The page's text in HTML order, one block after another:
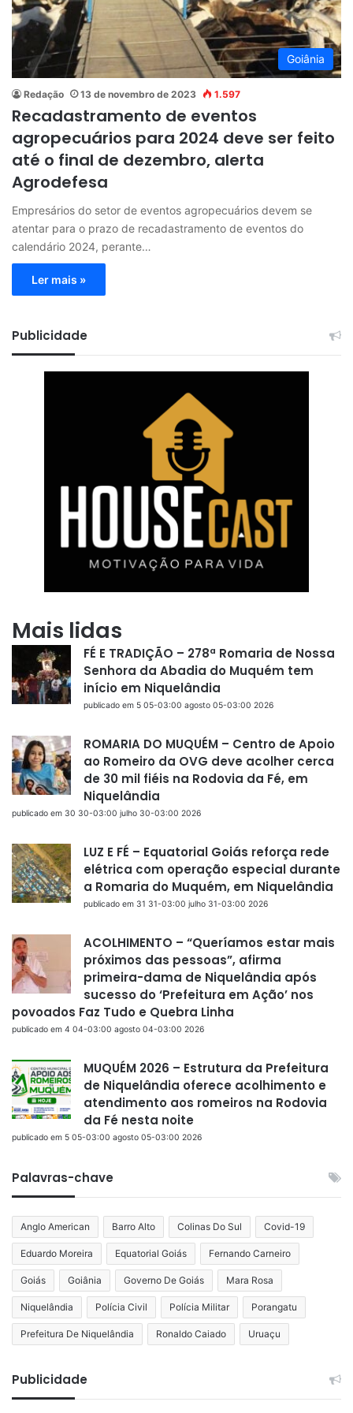
Goiânia
Redação 13 de novembro de 2023 1.597
Recadastramento de eventos
agropecuários para 2024 deve ser feito
até o final de dezembro, alerta
Agrodefesa
Empresários do setor de eventos agropecuários devem se
atentar para o prazo de recadastramento de eventos do
calendário 2024, perante…
Ler mais »
Publicidade
Mais lidas
FÉ E TRADIÇÃO – 278ª Romaria de Nossa
Senhora da Abadia do Muquém tem
início em Niquelândia
publicado em 5 05-03:00 agosto 05-03:00 2026
ROMARIA DO MUQUÉM – Centro de Apoio
ao Romeiro da OVG deve acolher cerca
de 30 mil fiéis na Rodovia da Fé, em
Niquelândia
publicado em 30 30-03:00 julho 30-03:00 2026
LUZ E FÉ – Equatorial Goiás reforça rede
elétrica com operação especial durante
a Romaria do Muquém, em Niquelândia
publicado em 31 31-03:00 julho 31-03:00 2026
ACOLHIMENTO – “Queríamos estar mais
próximos das pessoas”, afirma
primeira-dama de Niquelândia após
sucesso do ‘Prefeitura em Ação’ nos
povoados Faz Tudo e Quebra Linha
publicado em 4 04-03:00 agosto 04-03:00 2026
MUQUÉM 2026 – Estrutura da Prefeitura
de Niquelândia oferece acolhimento e
atendimento aos romeiros na Rodovia
da Fé nesta noite
publicado em 5 05-03:00 agosto 05-03:00 2026
Palavras-chave
Anglo American Barro Alto Colinas Do Sul Covid-19
Eduardo Moreira Equatorial Goiás Fernando Carneiro
Goiás Goiânia Governo De Goiás Mara Rosa
Niquelândia Polícia Civil Polícia Militar Porangatu
Prefeitura De Niquelândia Ronaldo Caiado Uruaçu
Publicidade